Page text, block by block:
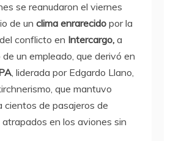
se reanudaron el viernes
de un clima enrarecido por la
conflicto en Intercargo, a
un empleado, que derivó en
, liderada por Edgardo Llano,
que mantuvo
cientos de pasajeros de
en los aviones sin